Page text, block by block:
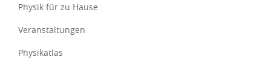
Physik für zu Hause
Veranstaltungen
Physikatlas